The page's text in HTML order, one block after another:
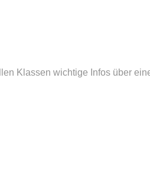
Klassen wichtige Infos über